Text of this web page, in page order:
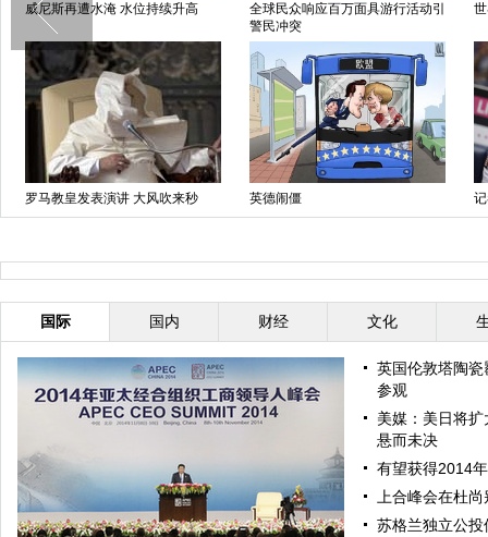
威尼斯再遭水淹 水位持续升高
全球民众响应百万面具游行活动引
警民冲突
罗马教皇发表演讲 大风吹来秒
变“蒙面侠”
英德闹僵
国际 国内 财经 文化
英国伦敦塔陶
参观
美媒：美日将
悬而未决
有望获得2014
上合峰会在杜
苏格兰独立公